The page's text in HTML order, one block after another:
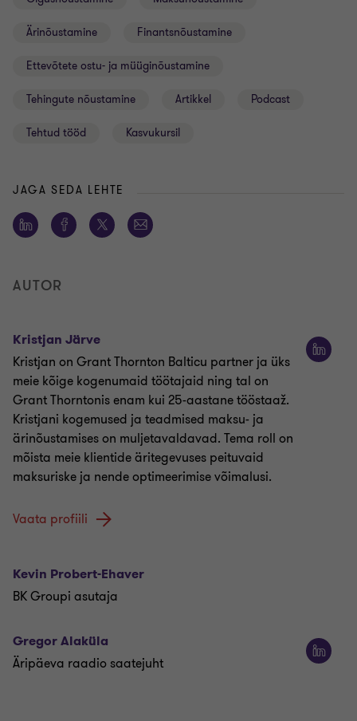
Ärinõustamine Finantsnõustamine
Ettevõtete ostu- ja müüginõustamine
Tehingute nõustamine Artikkel Podcast
Tehtud tööd Kasvukursil
JAGA SEDA LEHTE
AUTOR
Kristjan Järve
Kristjan on Grant Thornton Balticu partner ja üks
meie kõige kogenumaid töötajaid ning tal on
Grant Thorntonis enam kui 25-aastane tööstaaž.
Kristjani kogemused ja teadmised maksu- ja
ärinõustamises on muljetavaldavad. Tema roll on
mõista meie klientide äritegevuses peituvaid
maksuriske ja nende optimeerimise võimalusi.
Vaata profiili
Kevin Probert-Ehaver
BK Groupi asutaja
Gregor Alaküla
Äripäeva raadio saatejuht